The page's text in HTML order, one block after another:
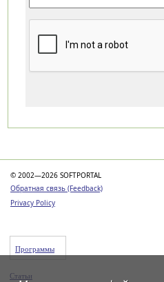
© 2002—2026 SOFTPORTAL
Обратная связь (Feedback)
Privacy Policy
Программы
Статьи